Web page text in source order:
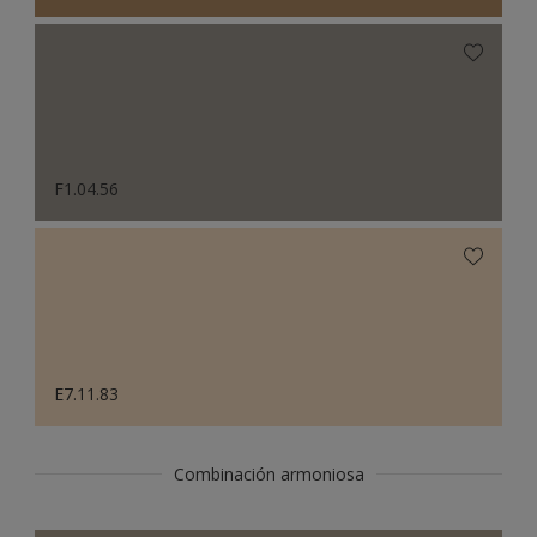
F1.04.56
E7.11.83
Combinación armoniosa